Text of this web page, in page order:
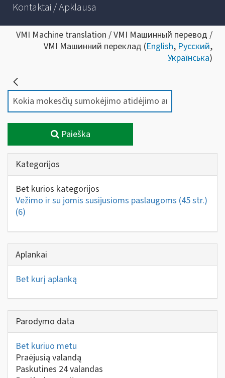
Kontaktai / Apklausa
VMI Machine translation / VMI Машинный перевод /
VMI Машинний переклад (English, Русский,
Українська)
Paieška
Kategorijos
Bet kurios kategorijos
Vežimo ir su jomis susijusioms paslaugoms (45 str.)
(6)
Aplankai
Bet kurį aplanką
Parodymo data
Bet kuriuo metu
Praėjusią valandą
Paskutines 24 valandas